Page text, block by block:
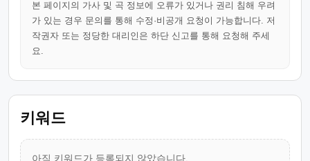
본 페이지의 가사 및 곡 정보에 오류가 있거나 권리 침해 우려
가 있는 경우 문의를 통해 수정·비공개 요청이 가능합니다. 저
작권자 또는 정당한 대리인은 하단 신고를 통해 요청해 주세
요.
키워드
아직 키워드가 등록되지 않았습니다.